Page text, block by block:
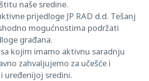
naše sredine.
prijedloge JP RAD d.d. Tešanj
mogućnostima podržati
građana.
kojim imamo aktivnu saradnju
zahvaljujemo za učešće i
uređenijoj sredini.